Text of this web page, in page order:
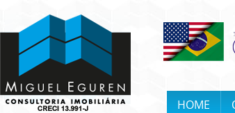
HOME